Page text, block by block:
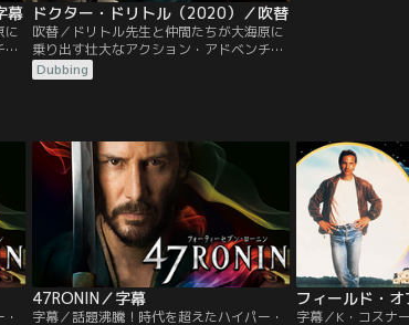
幕
に
ャ
を
ドクター・ドリトル（2020）／吹替
吹替／ドリトル先生と仲間たちが大海原に
乗り出す壮大なアクション・アドベンチャ
ー！！動物と話せるドリトル先生は、名医
だが変わり者。世間から遠ざかり、様々な
リトル先生は女王を救える唯一の治療法を
求めて伝説の島へと冒険の旅に出発する。
Dubbing
47RONIN／字幕
字幕／話題沸騰！時代を超えたハイパー・ 字幕／K・コスナ